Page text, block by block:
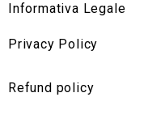
Informativa Legale
Privacy Policy
Refund policy